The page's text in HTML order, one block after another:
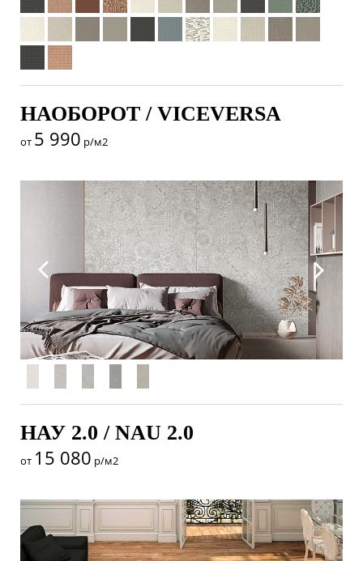
НАОБОРОТ / VICEVERSA
от 5 990 р/м2
НАУ 2.0 / NAU 2.0
от 15 080 р/м2